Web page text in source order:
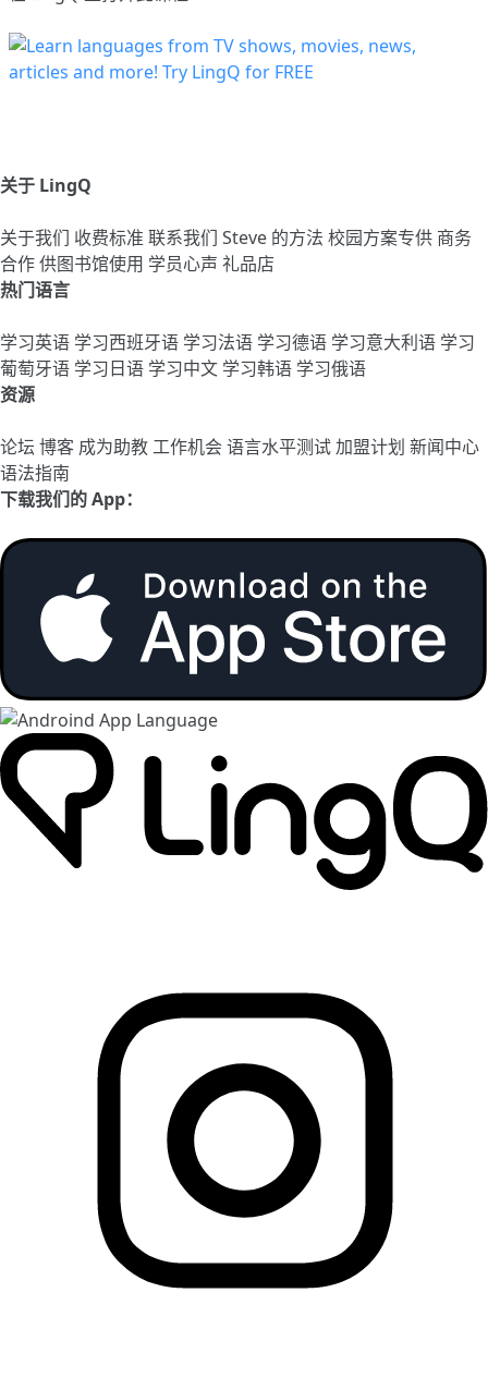
关于 LingQ
关于我们 收费标准 联系我们 Steve 的方法 校园方案专供 商务
合作供图书馆使用 学员心声 礼品店
热门语言
学习英语 学习西班牙语 学习法语 学习德语 学习意大利语 学习
葡萄牙语 学习日语 学习中文 学习韩语 学习俄语
资源
论坛 博客 成为助教工作机会语言水平测试加盟计划 新闻中心
语法指南
下载我们的 App：